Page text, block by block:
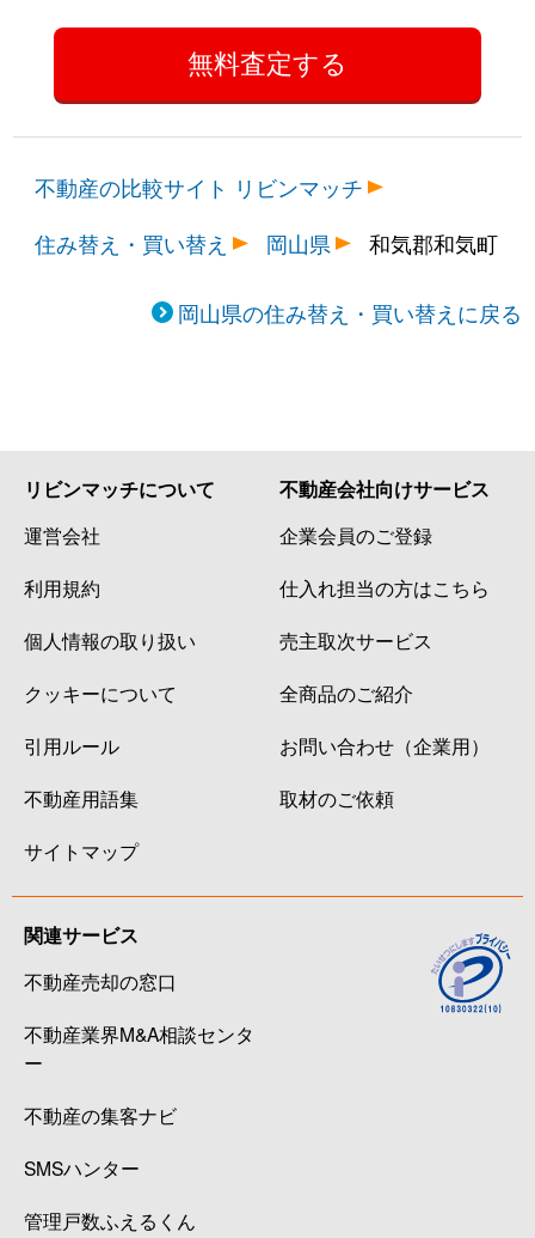
不動産の比較サイト リビンマッチ
住み替え・買い替え
岡山県 和気郡和気町
岡山県の住み替え・買い替えに戻る
リビンマッチについて
運営会社
利用規約
個人情報の取り扱い
クッキーについて
引用ルール
不動産用語集
サイトマップ
不動産会社向けサービス
企業会員のご登録
仕入れ担当の方はこちら
売主取次サービス
全商品のご紹介
お問い合わせ（企業用）
取材のご依頼
関連サービス
不動産売却の窓口
不動産業界M&A相談センタ
ー
不動産の集客ナビ
SMSハンター
管理戸数ふえるくん